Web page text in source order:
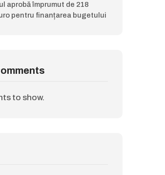
aprobă împrumut de 218
pentru finanțarea bugetului
to show.